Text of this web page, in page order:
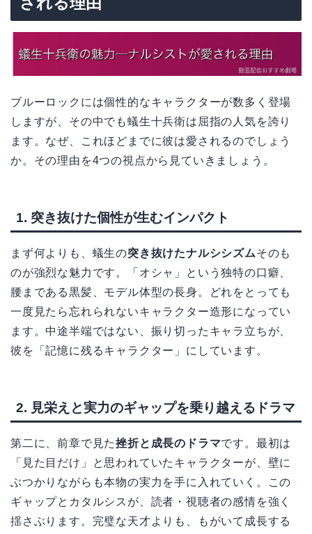
ブルーロックには個性的なキャラクターが数多く登場
しますが、その中でも蟻生十兵衛は屈指の人気を誇り
ます。なぜ、これほどまでに彼は愛されるのでしょう
か。その理由を4つの視点から見ていきましょう。
1. 突き抜けた個性が生むインパクト
まず何よりも、蟻生の突き抜けたナルシシズムそのも
のが強烈な魅力です。「オシャ」という独特の口癖、
腰まである黒髪、モデル体型の長身。どれをとっても
一度見たら忘れられないキャラクター造形になってい
ます。中途半端ではない、振り切ったキャラ立ちが、
彼を「記憶に残るキャラクター」にしています。
2. 見栄えと実力のギャップを乗り越えるドラマ
第二に、前章で見た挫折と成長のドラマです。最初は
「見た目だけ」と思われていたキャラクターが、壁に
ぶつかりながらも本物の実力を手に入れていく。この
ギャップとカタルシスが、読者・視聴者の感情を強く
揺さぶります。完璧な天才よりも、もがいて成長する